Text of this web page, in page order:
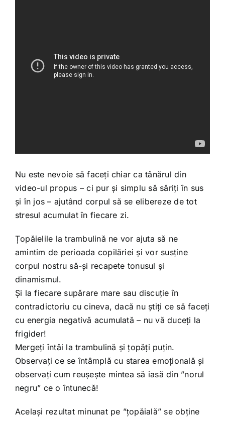
Nu este nevoie să faceți chiar ca tânărul din
video-ul propus – ci pur și simplu să săriți în sus
și în jos – ajutând corpul să se elibereze de tot
stresul acumulat în fiecare zi.
Țopăielile la trambulină ne vor ajuta să ne
amintim de perioada copilăriei și vor susține
corpul nostru să-și recapete tonusul și
dinamismul.
Și la fiecare supărare mare sau discuție în
contradictoriu cu cineva, dacă nu știți ce să faceți
cu energia negativă acumulată – nu vă duceți la
frigider!
Mergeți întâi la trambulină și țopăți puțin.
Observați ce se întâmplă cu starea emoțională și
observați cum reușește mintea să iasă din ”norul
negru” ce o întunecă!
Același rezultat minunat pe ”țopăială” se obține